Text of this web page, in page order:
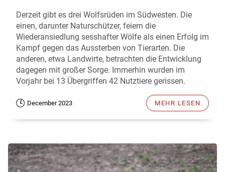
Derzeit gibt es drei Wolfsrüden im Südwesten. Die
einen, darunter Naturschützer, feiern die
Wiederansiedlung sesshafter Wölfe als einen Erfolg im
Kampf gegen das Aussterben von Tierarten. Die
anderen, etwa Landwirte, betrachten die Entwicklung
dagegen mit großer Sorge. Immerhin wurden im
Vorjahr bei 13 Übergriffen 42 Nutztiere gerissen.
December 2023 MEHR LESEN